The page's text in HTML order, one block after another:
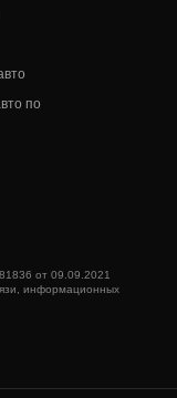
по
от 09.09.2021
информационных